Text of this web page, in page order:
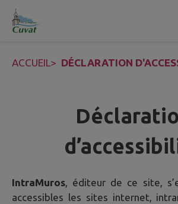
Contenu
ACCUEIL> DÉCLARATION
IntraMuros, éditeur de ce site,
accessibles les sites internet,